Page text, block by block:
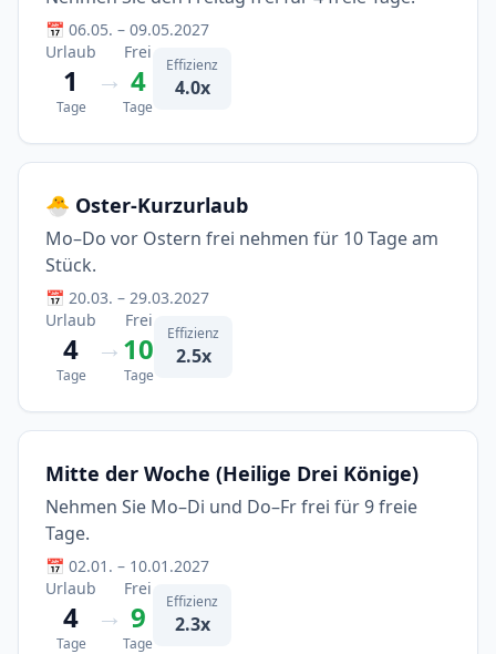
📅 06.05. – 09.05.2027
Urlaub
1
Tage
→
Frei
4
Tage
Effizienz
4.0x
🐣 Oster-Kurzurlaub
Mo–Do vor Ostern frei nehmen für 10 Tage am
Stück.
📅 20.03. – 29.03.2027
Urlaub
4
Tage
→
Frei
10
Tage
Effizienz
2.5x
Mitte der Woche (Heilige Drei Könige)
Nehmen Sie Mo–Di und Do–Fr frei für 9 freie
Tage.
📅 02.01. – 10.01.2027
Urlaub
4
Tage
→
Frei
9
Tage
Effizienz
2.3x